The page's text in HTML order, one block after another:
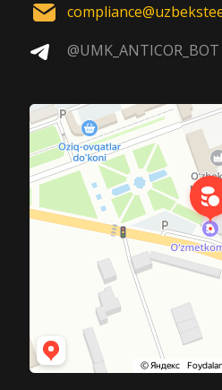
@UMK_ANTICOR_BOT